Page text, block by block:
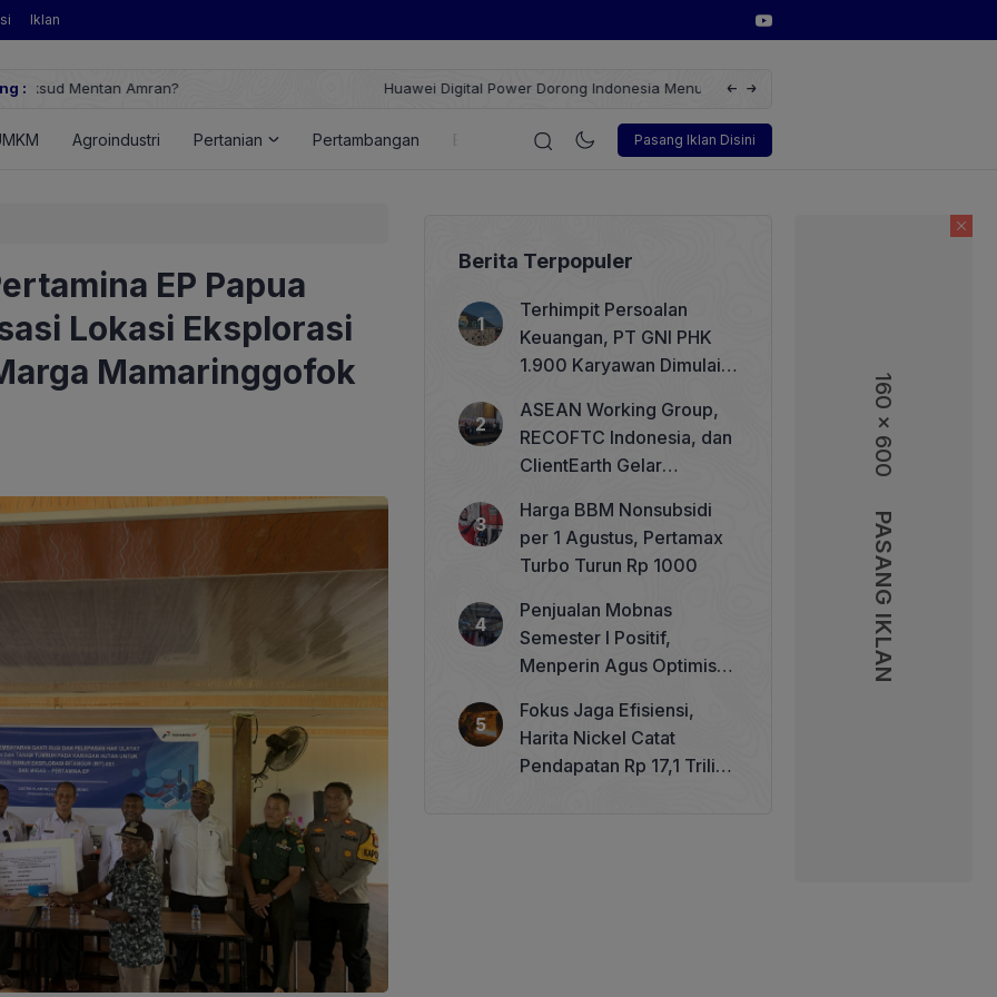
160 x 600
PASANG IKLAN
Iklan
:
Huawei Digital Power Dorong Indonesia Menuju Revolusi Energi Terbarukan dengan Solusi
Wakil Direktur Utama PT Pelindo,
Pasang Iklan Disini
Agroindustri Pertanian Pertambangan Energi Korporasi Teknologi Otomotif
EP Papua
Lokasi Eksplorasi
Mamaringgofok
Berita Terpopuler
Terhimpit Persoalan
Keuangan, PT GNI PHK
1.900 Karyawan Dimulai 5
ASEAN Working Group,
RECOFTC Indonesia, dan
ClientEarth Gelar
Memperkuat Tata Kelola
Perhutanan Sosial
Harga BBM Nonsubsidi
per 1 Agustus, Pertamax
Turbo Turun Rp 1000
Penjualan Mobnas
Semester I Positif,
Menperin Agus Optimistis
Fokus Jaga Efisiensi,
Harita Nickel Catat
Pendapatan Rp 17,1 Triliun